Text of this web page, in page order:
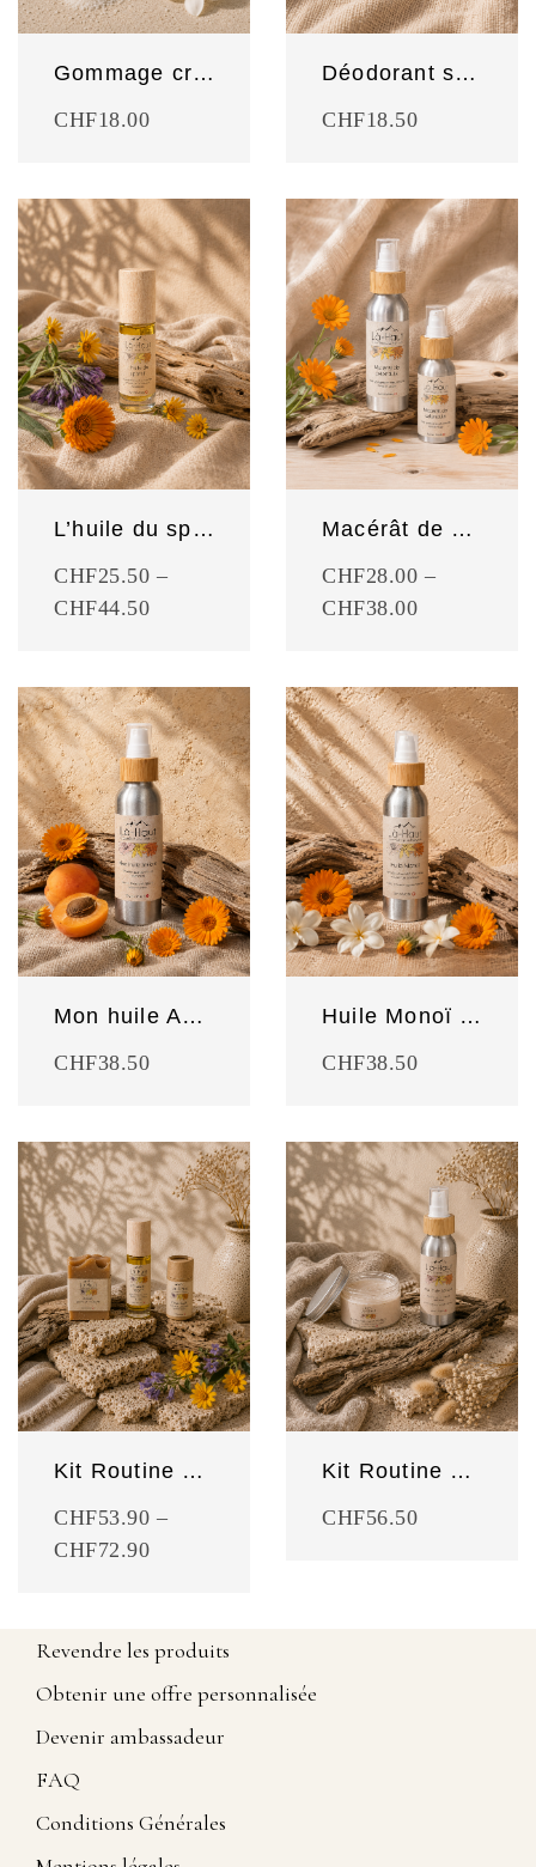
Gommage crémeux Monoï
CHF18.00
Déodorant solide
CHF18.50
L’huile du sportif
CHF25.50 –
CHF44.50
Macérât de calendula
CHF28.00 –
CHF38.00
Mon huile Abricot
CHF38.50
Huile Monoï de Tahiti
CHF38.50
Kit Routine sportive
CHF53.90 –
CHF72.90
Kit Routine soin du corps
CHF56.50
Revendre les produits
Obtenir une offre personnalisée
Devenir ambassadeur
FAQ
Conditions Générales